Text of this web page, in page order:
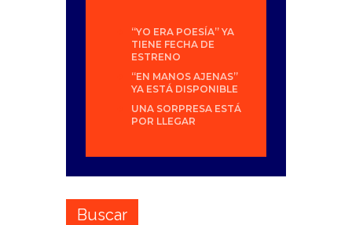
“YO ERA POESÍA” YA
TIENE FECHA DE
ESTRENO
“EN MANOS AJENAS”
YA ESTÁ DISPONIBLE
UNA SORPRESA ESTÁ
POR LLEGAR
Buscar